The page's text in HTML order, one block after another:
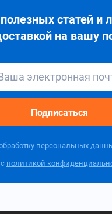
статей и
на вашу
Подписаться
персональных
политикой